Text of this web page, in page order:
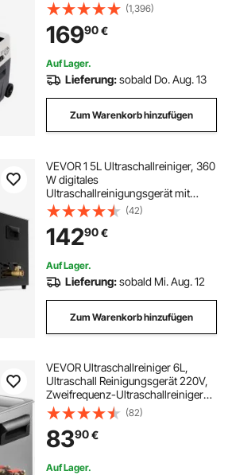
Kühlbox Auto und Steckdose
(1,396)
16990€
Auf Lager.
Lieferung:sobald Do. Aug. 13
Zum Warenkorb hinzufügen
VEVOR 1 5L Ultraschallreiniger, 360
W digitales
Ultraschallreinigungsgerät mit
Schonmodus, 40 kHz industrieller
Ultraschallreiniger mit Heizung und
Timer für Halter, Schmuck,
Werkzeuge
(42)
14290€
Auf Lager.
Lieferung:sobald Mi. Aug. 12
Zum Warenkorb hinzufügen
VEVOR Ultraschallreiniger 6L,
Ultraschall Reinigungsgerät 220V,
Zweifrequenz-Ultraschallreiniger
Edelstahl, Digitaler
Ultraschallreiniger,
Ultraschallreinigungsgerät mit LED-
Anzeige 28 kHz und 40 kHz
(82)
8390€
Auf Lager.